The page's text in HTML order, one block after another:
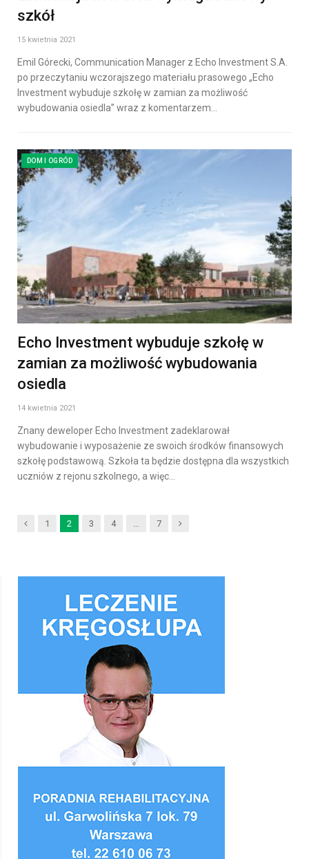
szkół
15 kwietnia 2021
Emil Górecki, Communication Manager z Echo Investment S.A.
po przeczytaniu wczorajszego materiału prasowego „Echo
Investment wybuduje szkołę w zamian za możliwość
wybudowania osiedla” wraz z komentarzem…
DOM I OGRÓD
Echo Investment wybuduje szkołę w
zamian za możliwość wybudowania
osiedla
14 kwietnia 2021
Znany deweloper Echo Investment zadeklarował
wybudowanie i wyposażenie ze swoich środków finansowych
szkołę podstawową. Szkoła ta będzie dostępna dla wszystkich
uczniów z rejonu szkolnego, a więc…
Previous
1 2 3 4 … 7 Next